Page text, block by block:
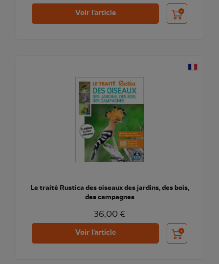
Voir l'article Ajouter au
Le traité Rustica des oiseaux des jardins, des bois,
des campagnes
36,00 €
Voir l'article Ajouter au